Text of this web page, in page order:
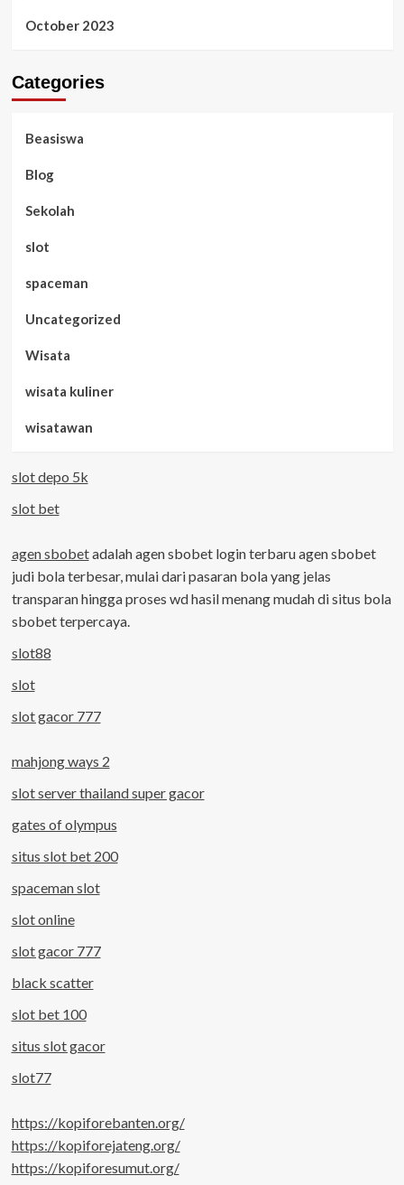
October 2023
Categories
Beasiswa
Blog
Sekolah
slot
spaceman
Uncategorized
Wisata
wisata kuliner
wisatawan
slot depo 5k
slot bet
agen sbobetadalah agen sbobet login terbaru agen sbobet
judi bola terbesar, mulai dari pasaran bola yang jelas
transparan hingga proses wd hasil menang mudah di situs bola
sbobet terpercaya.
slot88
slot
slot gacor 777
mahjong ways 2
slot server thailand super gacor
gates of olympus
situs slot bet 200
spaceman slot
slot online
slot gacor 777
black scatter
slot bet 100
situs slot gacor
slot77
https://kopiforebanten.org/
https://kopiforejateng.org/
https://kopiforesumut.org/